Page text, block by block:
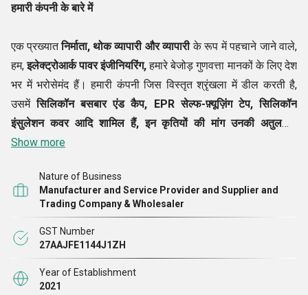
हमारी कंपनी के बारे में
एक प्रख्यातनिर्माता, थोकव्यापारी और व्यापारीके रूप में पहचाने जाने वाले,
हम,इलेक्ट्रोआर्क पावर इंजीनियरिंग,हमारे बेजोड़ गुणवत्ता मानकों के लिए देश
भर में भरोसेमंद हैं। हमारी कंपनी जिस विस्तृत श्रृंखला में डील करती है,
उसमेंसिलिकॉन बसबार एंड कैप, EPR सेल्फ-फ़्यूज़िंग टेप, सिलिकॉन
इंसुलेशन कवर आदि शामिल हैं, इन कृतियों की मांग उनकी अतुलनीय
विशेषताओं के साथ-साथ सस्ती कीमतों के लिए की जाती है।
हमारी टीम को हमारी उत्पादन क्षमता को उन्नत करने की अत्यधिक
आवश्यकता महसूस हुई। इसलिए, हमारे प्रशासकों ने हमारे परिसर में
आधुनिक मशीनों और उपकरणों को स्थापित करने के लिए एक बड़ी राशि का
निवेश किया। इसने हमें बाज़ारों का बादशाह और हज़ारों ग्राहकों की पहली
पसंद बना दिया। नवीनतम सुविधाओं की उपलब्धता के कारण, हम हमेशा
असाधारण समाधान तैयार करने में सक्षम रहे हैं।
Show more
Nature of Business
Manufacturer and Service Provider and Supplier and
Trading Company & Wholesaler
GST Number
27AAJFE1144J1ZH
Year of Establishment
2021